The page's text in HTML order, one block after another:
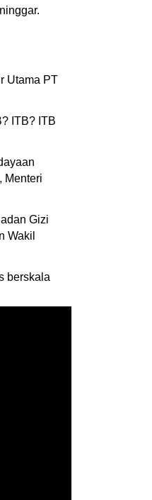
Utama PT
ITB? ITB
Menteri
Gizi
Wakil
berskala